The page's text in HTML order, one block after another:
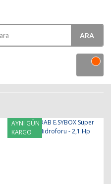
ARA
AYNI GÜN
KARGO